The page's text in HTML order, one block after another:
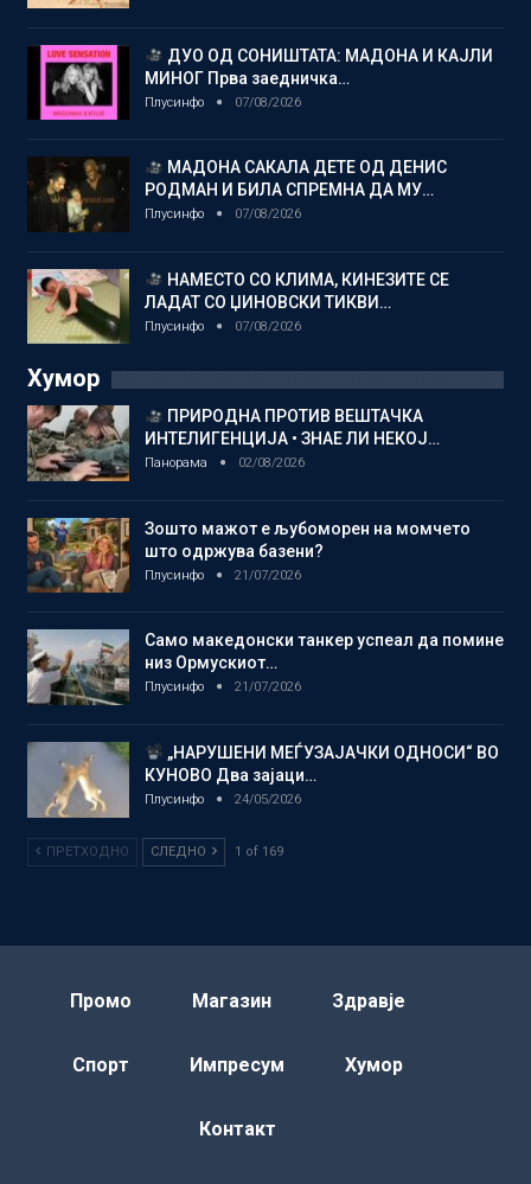
ДУО ОД СОНИШТАТА: МАДОНА И КАЈЛИ
МИНОГ Прва заедничка…
Плусинфо 07/08/2026
МАДОНА САКАЛА ДЕТЕ ОД ДЕНИС
РОДМАН И БИЛА СПРЕМНА ДА МУ…
Плусинфо 07/08/2026
НАМЕСТО СО КЛИМА, КИНЕЗИТЕ СЕ
ЛАДАТ СО ЏИНОВСКИ ТИКВИ…
Плусинфо 07/08/2026
Хумор
ПРИРОДНА ПРОТИВ ВЕШТАЧКА
ИНТЕЛИГЕНЦИЈА • ЗНАЕ ЛИ НЕКОЈ…
Панорама 02/08/2026
Зошто мажот е љубоморен на момчето
што одржува базени?
Плусинфо 21/07/2026
Само македонски танкер успеал да помине
низ Ормускиот…
Плусинфо 21/07/2026
„НАРУШЕНИ МЕЃУЗАЈАЧКИ ОДНОСИ“ ВО
КУНОВО Два зајаци…
Плусинфо 24/05/2026
ПРЕТХОДНО СЛЕДНО 1 of 169
Промо Магазин Здравје
Спорт Импресум Хумор
Контакт